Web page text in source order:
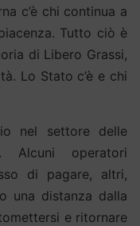
c’è chi continua a
Tutto ciò è
di Libero Grassi,
Lo Stato c’è e chi
nel settore delle
Alcuni operatori
di pagare, altri,
una distanza dalla
e ritornare